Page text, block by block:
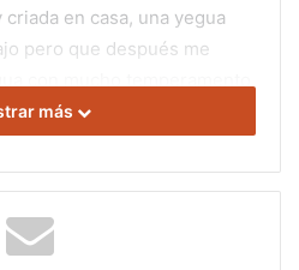
en casa, una yegua
pero que después me
a la hora de correr. Hoy en
me desvivo
me dio la motivación
más